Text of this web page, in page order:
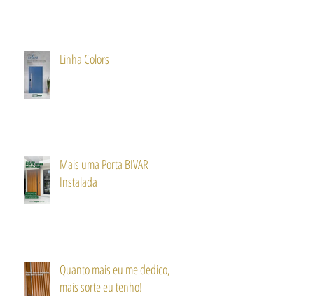
Linha Colors
Mais uma Porta BIVAR
Instalada
Quanto mais eu me dedico,
mais sorte eu tenho!